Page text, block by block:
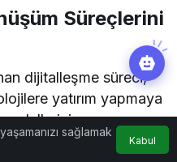
Süreçlerini
dijitalleşme süreci,
yatırım yapmaya
çözümlerinin gelişmesi
sağlamak
Kabul